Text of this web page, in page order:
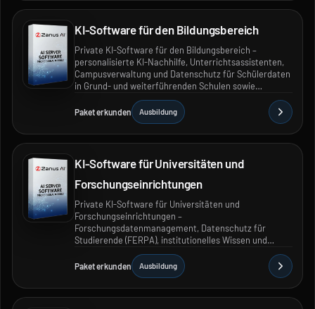
KI-Software für den Bildungsbereich
Private KI-Software für den Bildungsbereich –
personalisierte KI-Nachhilfe, Unterrichtsassistenten,
Campusverwaltung und Datenschutz für Schülerdaten
in Grund- und weiterführenden Schulen sowie
Paket erkunden Ausbildung
KI-Software für Universitäten und
Forschungseinrichtungen
Private KI-Software für Universitäten und
Forschungseinrichtungen –
Forschungsdatenmanagement, Datenschutz für
Studierende (FERPA), institutionelles Wissen und
campusübergreifender Einsatz.
Paket erkunden Ausbildung